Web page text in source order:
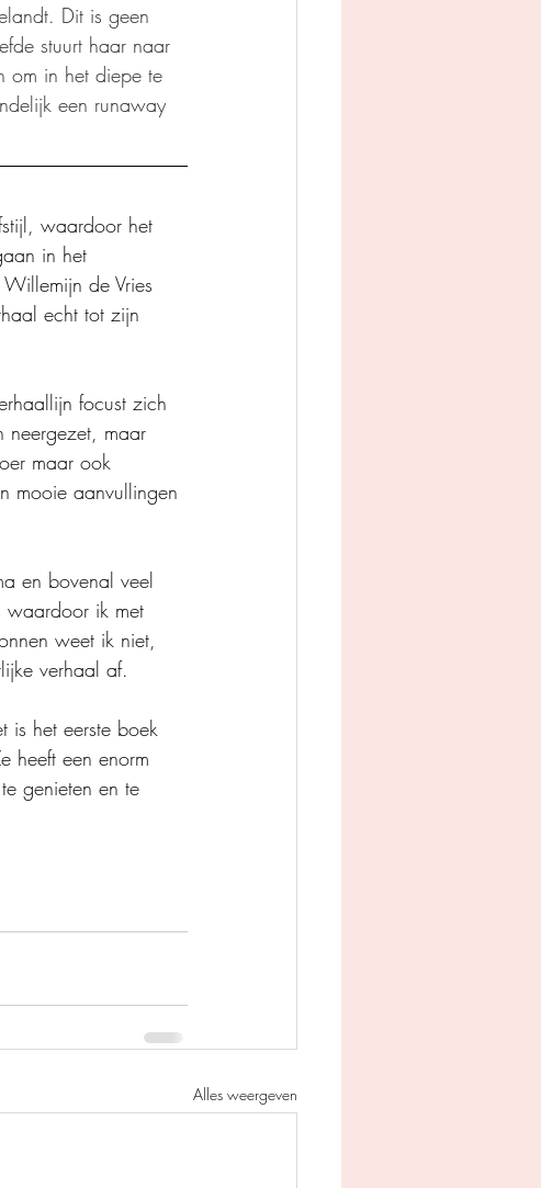
Dit is geen
stuurt haar naar
om in het diepe te
een runaway
waardoor het
in het
de Vries
echt tot zijn
focust zich
neergezet, maar
maar ook
mooie aanvullingen
en bovenal veel
waardoor ik met
weet ik niet,
verhaal af.
is het eerste boek
heeft een enorm
genieten en te
Alles weergeven